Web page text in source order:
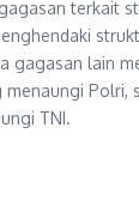
terkait
gagasan lain
Polri,
TNI.